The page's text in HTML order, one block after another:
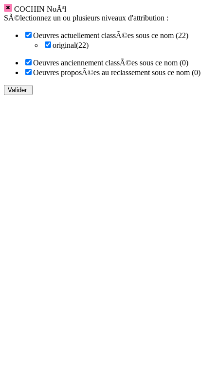
COCHIN NoÃªl
SÃ©lectionnez un ou plusieurs niveaux d'attribution :
Oeuvres actuellement classÃ©es sous ce nom (22)
original(22)
Oeuvres anciennement classÃ©es sous ce nom (0)
Oeuvres proposÃ©es au reclassement sous ce nom (0)
Valider